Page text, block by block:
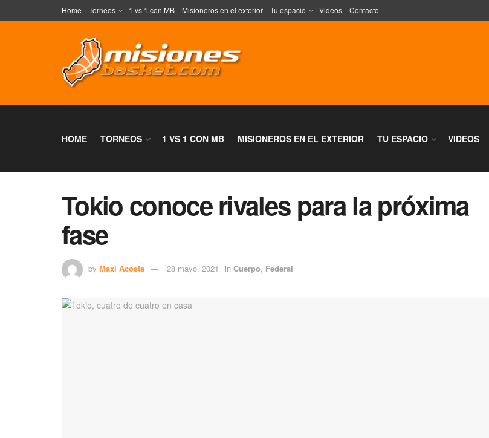
Home Torneos 1 vs 1 con MB Misioneros en el exterior Tu espacio Videos Contacto
HOME TORNEOS 1 VS 1 CON MB MISIONEROS EN EL EXTERIOR TU ESPACIO VIDEOS
Tokio conoce rivales para la próxima
fase
by Maxi Acosta 28 mayo, 2021 in Cuerpo, Federal